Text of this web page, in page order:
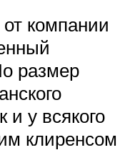
компании
размер
у всякого
клиренсом